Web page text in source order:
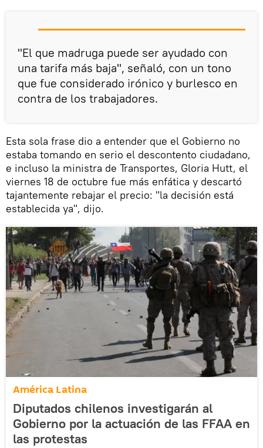
"El que madruga puede ser ayudado con
una tarifa más baja", señaló, con un tono
que fue considerado irónico y burlesco en
contra de los trabajadores.
Esta sola frase dio a entender que el Gobierno no
estaba tomando en serio el descontento ciudadano,
e incluso la ministra de Transportes, Gloria Hutt, el
viernes 18 de octubre fue más enfática y descartó
tajantemente rebajar el precio: "la decisión está
establecida ya", dijo.
América Latina
Diputados chilenos investigarán al
Gobierno por la actuación de las FFAA en
las protestas